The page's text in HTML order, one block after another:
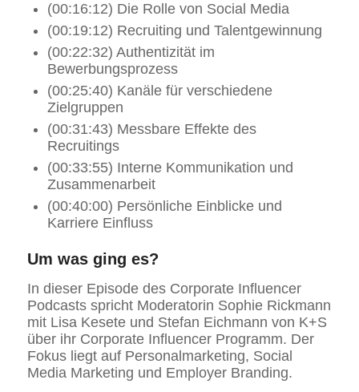
(00:16:12) Die Rolle von Social Media
(00:19:12) Recruiting und Talentgewinnung
(00:22:32) Authentizität im
Bewerbungsprozess
(00:25:40) Kanäle für verschiedene
Zielgruppen
(00:31:43) Messbare Effekte des
Recruitings
(00:33:55) Interne Kommunikation und
Zusammenarbeit
(00:40:00) Persönliche Einblicke und
Karriere Einfluss
Um was ging es?
In dieser Episode des Corporate Influencer
Podcasts spricht Moderatorin Sophie Rickmann
mit Lisa Kesete und Stefan Eichmann von K+S
über ihr Corporate Influencer Programm. Der
Fokus liegt auf Personalmarketing, Social
Media Marketing und Employer Branding.